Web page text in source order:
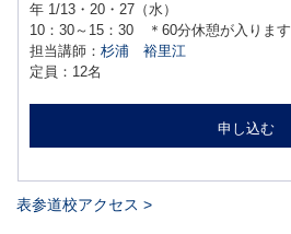
年 1/13・20・27（水）
10：30～15：30 ＊60分休憩が入ります
担当講師： 杉浦 裕里江
定員：12名
申し込む
表参道校アクセス >